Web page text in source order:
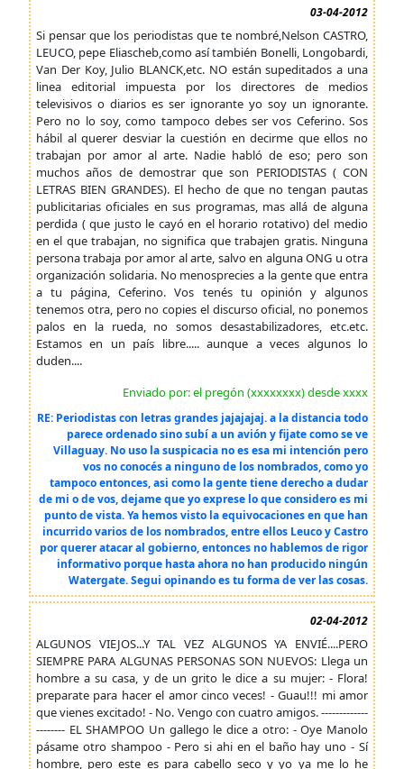
03-04-2012
Si pensar que los periodistas que te nombré,Nelson CASTRO,
LEUCO, pepe Eliascheb,como así también Bonelli, Longobardi,
Van Der Koy, Julio BLANCK,etc. NO están supeditados a una
linea editorial impuesta por los directores de medios
televisivos o diarios es ser ignorante yo soy un ignorante.
Pero no lo soy, como tampoco debes ser vos Ceferino. Sos
hábil al querer desviar la cuestión en decirme que ellos no
trabajan por amor al arte. Nadie habló de eso; pero son
muchos años de demostrar que son PERIODISTAS ( CON
LETRAS BIEN GRANDES). El hecho de que no tengan pautas
publicitarias oficiales en sus programas, mas allá de alguna
perdida ( que justo le cayó en el horario rotativo) del medio
en el que trabajan, no significa que trabajen gratis. Ninguna
persona trabaja por amor al arte, salvo en alguna ONG u otra
organización solidaria. No menosprecies a la gente que entra
a tu página, Ceferino. Vos tenés tu opinión y algunos
tenemos otra, pero no copies el discurso oficial, no ponemos
palos en la rueda, no somos desastabilizadores, etc.etc.
Estamos en un país libre..... aunque a veces algunos lo
duden....
Enviado por: el pregón (xxxxxxxx) desde xxxx
RE: Periodistas con letras grandes jajajajaj. a la distancia todo
parece ordenado sino subí a un avión y fijate como se ve
Villaguay. No uso la suspicacia no es esa mi intención pero
vos no conocés a ninguno de los nombrados, como yo
tampoco entonces, asi como la gente tiene derecho a dudar
de mi o de vos, dejame que yo exprese lo que considero es mi
punto de vista. Ya hemos visto la equivocaciones en que han
incurrido varios de los nombrados, entre ellos Leuco y Castro
por querer atacar al gobierno, entonces no hablemos de rigor
informativo porque hasta ahora no han producido ningún
Watergate. Segui opinando es tu forma de ver las cosas.
02-04-2012
ALGUNOS VIEJOS...Y TAL VEZ ALGUNOS YA ENVIÉ....PERO
SIEMPRE PARA ALGUNAS PERSONAS SON NUEVOS: Llega un
hombre a su casa, y de un grito le dice a su mujer: - Flora!
preparate para hacer el amor cinco veces! - Guau!!! mi amor
que vienes excitado! - No. Vengo con cuatro amigos. -------------
-------- EL SHAMPOO Un gallego le dice a otro: - Oye Manolo
pásame otro shampoo - Pero si ahi en el baño hay uno - Sí
hombre, pero este es para cabello seco y yo ya me lo he